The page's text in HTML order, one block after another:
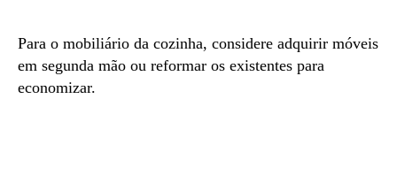
Para o mobiliário da cozinha, considere adquirir móveis
em segunda mão ou reformar os existentes para
economizar.